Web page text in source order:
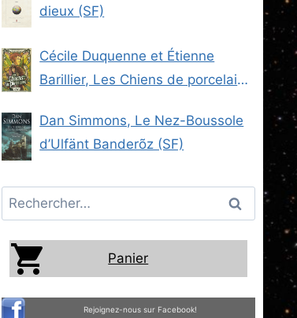
dieux (SF)
Cécile Duquenne et Étienne
Barillier, Les Chiens de porcelaine
Dan Simmons, Le Nez-Boussole
d’Ulfänt Banderõz (SF)
Rechercher :
Panier
Rejoignez-nous sur Facebook!